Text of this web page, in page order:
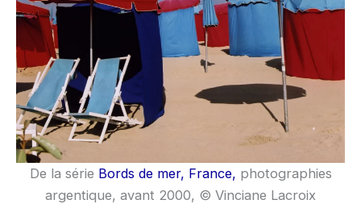
De la série Bords de mer, France, photographies
argentique, avant 2000, © Vinciane Lacroix